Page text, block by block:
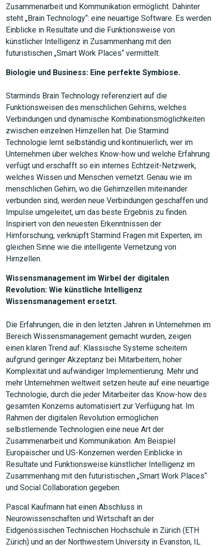
Zusammenarbeit und Kommunikation ermöglicht. Dahinter
steht „Brain Technology“: eine neuartige Software. Es werden
Einblicke in Resultate und die Funktionsweise von
künstlicher Intelligenz in Zusammenhang mit den
futuristischen „Smart Work Places“ vermittelt.
Biologie und Business: Eine perfekte Symbiose.
Starminds Brain Technology referenziert auf die
Funktionsweisen des menschlichen Gehirns, welches
Verbindungen und dynamische Kombinationsmöglichkeiten
zwischen einzelnen Hirnzellen hat. Die Starmind
Technologie lernt selbständig und kontinuierlich, wer im
Unternehmen über welches Know-how und welche Erfahrung
verfügt und erschafft so ein internes Echtzeit-Netzwerk,
welches Wissen und Menschen vernetzt. Genau wie im
menschlichen Gehirn, wo die Gehirnzellen miteinander
verbunden sind, werden neue Verbindungen geschaffen und
Impulse umgeleitet, um das beste Ergebnis zu finden.
Inspiriert von den neuesten Erkenntnissen der
Hirnforschung, verknüpft Starmind Fragen mit Experten, im
gleichen Sinne wie die intelligente Vernetzung von
Hirnzellen.
Wissensmanagement im Wirbel der digitalen
Revolution: Wie künstliche Intelligenz
Wissensmanagement ersetzt.
Die Erfahrungen, die in den letzten Jahren in Unternehmen im
Bereich Wissensmanagement gemacht wurden, zeigen
einen klaren Trend auf: Klassische Systeme scheitern
aufgrund geringer Akzeptanz bei Mitarbeitern, hoher
Komplexität und aufwändiger Implementierung. Mehr und
mehr Unternehmen weltweit setzen heute auf eine neuartige
Technologie, durch die jeder Mitarbeiter das Know-how des
gesamten Konzerns automatisiert zur Verfügung hat. Im
Rahmen der digitalen Revolution ermöglichen
selbstlernende Technologien eine neue Art der
Zusammenarbeit und Kommunikation. Am Beispiel
Europäischer und US-Konzernen werden Einblicke in
Resultate und Funktionsweise künstlicher Intelligenz im
Zusammenhang mit den futuristischen „Smart Work Places“
und Social Collaboration gegeben.
Pascal Kaufmann hat einen Abschluss in
Neurowissenschaften und Wirtschaft an der
Eidgenössischen Technischen Hochschule in Zürich (ETH
Zürich) und an der Northwestern University in Evanston, IL